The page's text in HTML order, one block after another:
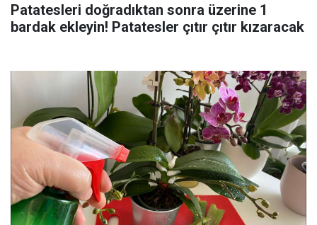
Patatesleri doğradıktan sonra üzerine 1
bardak ekleyin! Patatesler çıtır çıtır kızaracak